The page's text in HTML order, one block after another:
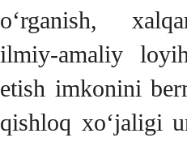
o‘rganish,
ilmiy-amaliy
etish imkonini
qishloq xo‘jaligi